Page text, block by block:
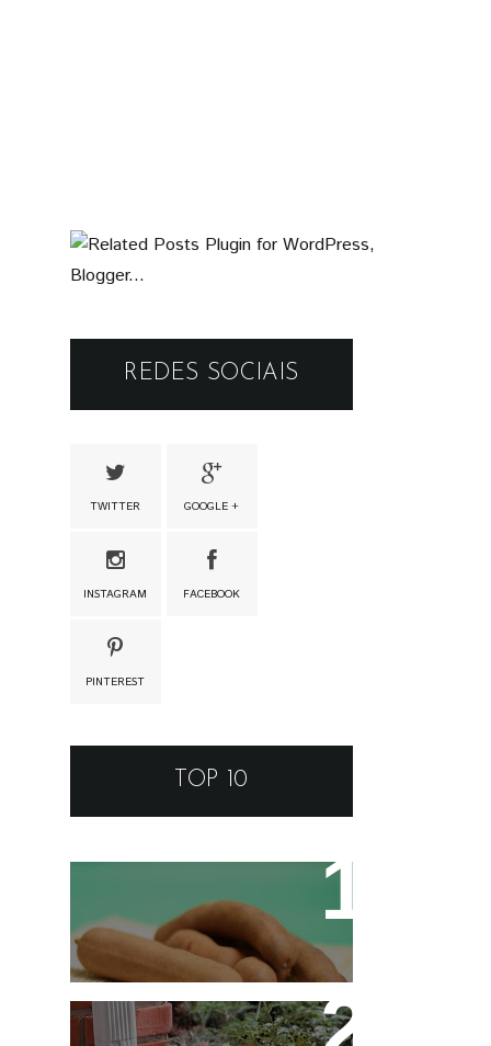
REDES SOCIAIS
TWITTER GOOGLE +
INSTAGRAM FACEBOOK
PINTEREST
TOP 10
Tamarino Ou Tamarindo?
Qual o Correto?
Decoração - Folhas